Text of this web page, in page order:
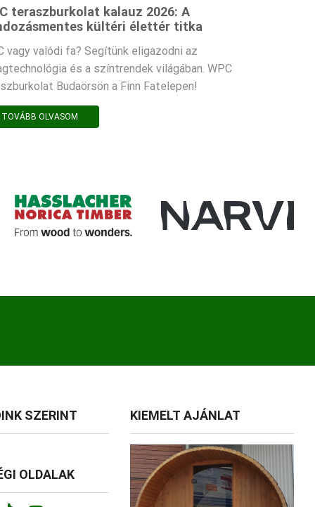
teraszburkolat kalauz 2026: A
kültéri élettér titka
vagy valódi fa? Segítünk eligazodni az
és a színtrendek világában. WPC
Budaörsön a Finn Fatelepen!
TOVÁBB OLVASOM
SZERINT
OLDALAK
KIEMELT AJÁNLAT